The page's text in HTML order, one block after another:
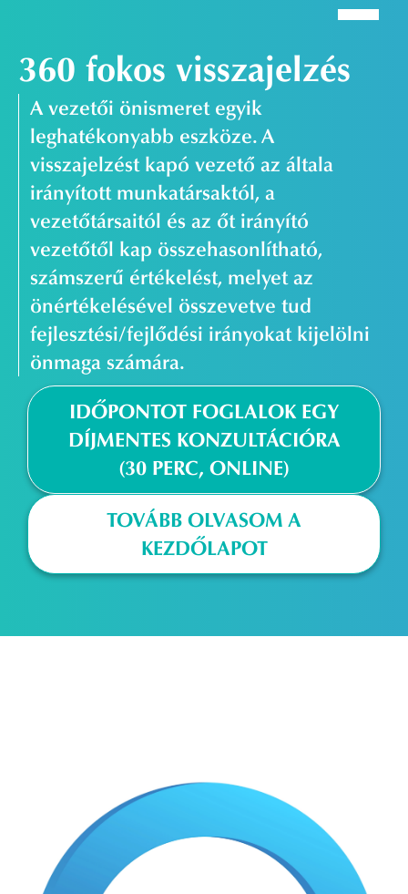
360 fokos visszajelzés
A vezetői önismeret egyik
leghatékonyabb eszköze. A
visszajelzést kapó vezető az általa
irányított munkatársaktól, a
vezetőtársaitól és az őt irányító
vezetőtől kap összehasonlítható,
számszerű értékelést, melyet az
önértékelésével összevetve tud
fejlesztési/fejlődési irányokat kijelölni
önmaga számára.
IDŐPONTOT FOGLALOK EGY
DÍJMENTES KONZULTÁCIÓRA
(30 PERC, ONLINE)
TOVÁBB OLVASOM A
KEZDŐLAPOT